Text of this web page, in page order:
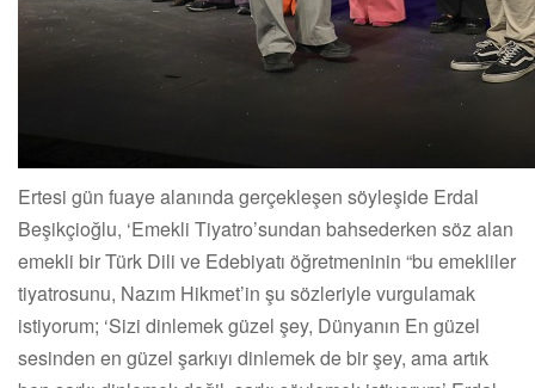
Ertesi gün fuaye alanında gerçekleşen söyleşide Erdal
Beşikçioğlu, ‘Emekli Tiyatro’sundan bahsederken söz alan
emekli bir Türk Dili ve Edebiyatı öğretmeninin “bu emekliler
tiyatrosunu, Nazım Hikmet’in şu sözleriyle vurgulamak
istiyorum; ‘Sizi dinlemek güzel şey, Dünyanın En güzel
sesinden en güzel şarkıyı dinlemek de bir şey, ama artık